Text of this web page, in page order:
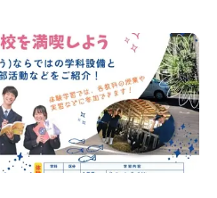
途に当落結果をご連絡いたしま
日(木)12：00 から 5月21日(木)
に変える！「おためし地域留学」
の内容を詳しく知りたい方や、お
Zoomでのオンライン配信を行い
わせて、以下の2つのステップをご
オンライン説明会〜まずは「おため
本全国20以上の地域から選んで参
全体像や魅力について、説明会を
加にあたり、保護者様が特に気に
ート体制」についても詳しく解説
気軽にご視聴ください。▶︎ [アーカ
文化が存在します。アイヌ文化で
物や自然のチカラ、暮らしの道具
を持っているものを「カムイ」と
見守ってくれているもの、例え
かせない火、水、風、そして雄大
です。この文化と精神性をテーマ
カムイ」は、累計3000万部以上販
も公開されるなど注目を集めてい
イヌ文化に触れることのできる
出発！アイヌの家や暮らし、食な
ひ現地で味わってみてください
合により締め切りを早める場合
募ください！-------------------------
間最大72万／💡北海道の高校留
金～夢に向かって一歩踏み出す、あ
条件はこちらから------------------
ーーーーーーーーーーーーー
体験費・宿泊費が無料！＞民間ロ
った町！ 北海道の「宇宙版シリコ
先端テクノロジーとどこまでも続
？「地元以外の地域の暮らしが気
」「自分の進学や将来の可能性を